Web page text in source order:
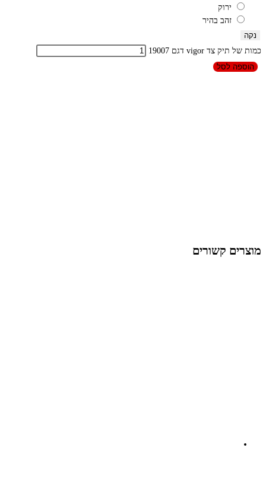
ירוק
זהב בהיר
נקה
כמות של תיק צד vigor דגם 19007
הוספה לסל
מוצרים קשורים